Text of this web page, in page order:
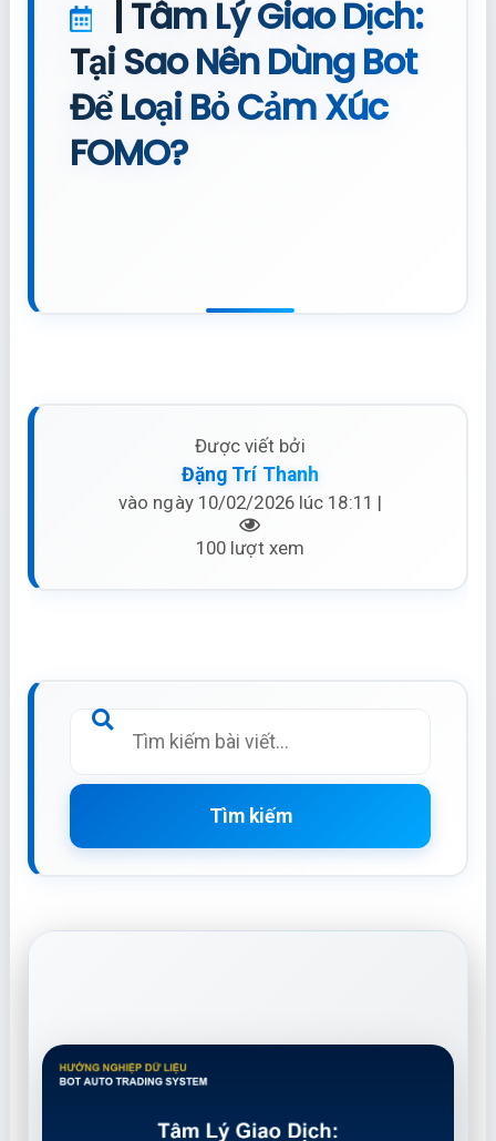
| Tâm Lý Giao Dịch:
Tại Sao Nên Dùng Bot
Để Loại Bỏ Cảm Xúc
FOMO?
Được viết bởi
Đặng Trí Thanh
vào ngày 10/02/2026 lúc 18:11 |
100 lượt xem
Tìm kiếm